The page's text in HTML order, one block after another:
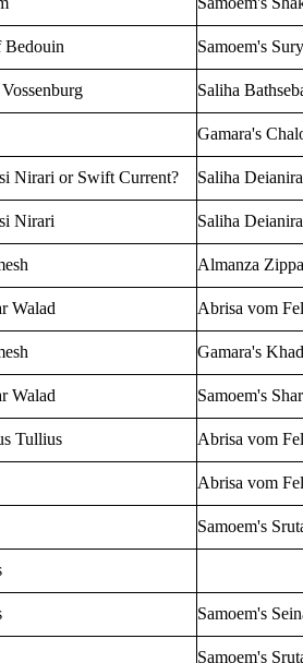
Bedouin Samoem's
Saliha
Gamara's
Nirari orSwift Current? Saliha Deianira
Nirari Saliha Deianira
Almanza
Walad Abrisa vom
Gamara's
Walad Samoem's
Tullius Abrisa vom
Abrisa vom
Samoem's
Samoem's
Samoem's